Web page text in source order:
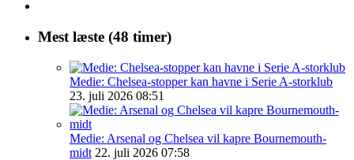
Mest læste (48 timer)
Medie: Chelsea-stopper kan havne i Serie A-storklub
23. juli 2026 08:51
Medie: Arsenal og Chelsea vil kapre Bournemouth-
midt 22. juli 2026 07:58